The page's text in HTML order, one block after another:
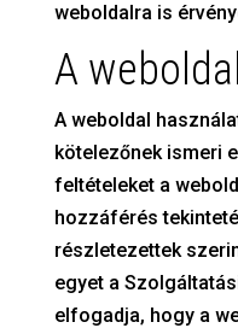
weboldalra is
A
A weboldal
kötelezőnek ismeri
feltételeket a
hozzáférés
részletezettek
egyet a
elfogadja, hogy a